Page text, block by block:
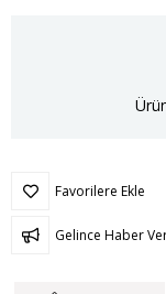
Favorilere Ekle
Gelince Haber